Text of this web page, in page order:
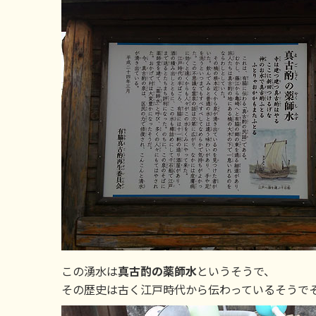
この湧水は真古酌の薬師水というそうで、
その歴史は古く江戸時代から伝わっているそう